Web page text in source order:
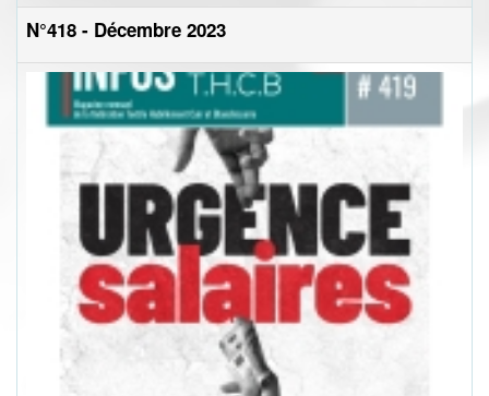
N°418 - Décembre 2023